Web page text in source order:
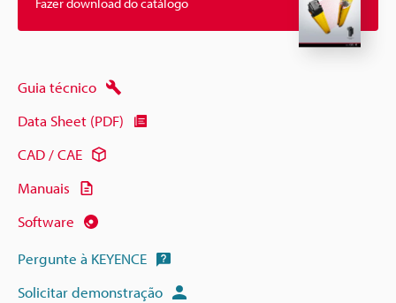
Guia técnico
Data Sheet (PDF)
CAD / CAE
Manuais
Software
Pergunte à KEYENCE
Solicitar demonstração